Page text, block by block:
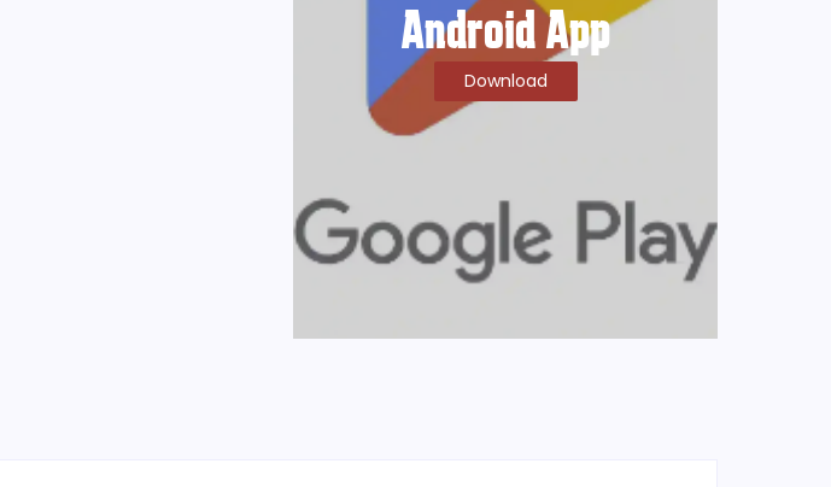
Android App
Download